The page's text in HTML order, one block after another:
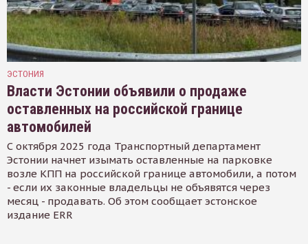
ЭСТОНИЯ
Власти Эстонии объявили о продаже
оставленных на российской границе
автомобилей
С октября 2025 года Транспортный департамент
Эстонии начнет изымать оставленные на парковке
возле КПП на российской границе автомобили, а потом
- если их законные владельцы не объявятся через
месяц - продавать. Об этом сообщает эстонское
издание ERR